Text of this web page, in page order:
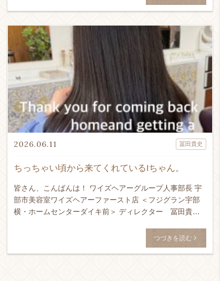
ちっちゃい頃から来てくれているIちゃん。
2026.06.11 冨田貴史
皆さん、こんばんは！ ワイズヘアーグループ人事部長 宇
部市美容室ワイズヘアーファースト店 ＜フジグラン宇部
横・ホームセンターダイキ前＞ ディレクター 冨田貴史
つづきを読む